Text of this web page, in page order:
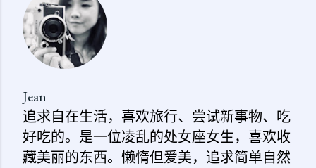
Jean
追求自在生活，喜欢旅行、尝试新事物、吃
好吃的。是一位凌乱的处女座女生，喜欢收
藏美丽的东西。懒惰但爱美，追求简单自然